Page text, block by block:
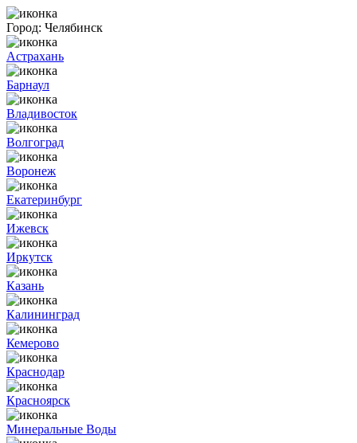
Город: Челябинск
Астрахань
Барнаул
Владивосток
Волгоград
Воронеж
Екатеринбург
Ижевск
Иркутск
Казань
Калининград
Кемерово
Краснодар
Красноярск
Минеральные Воды